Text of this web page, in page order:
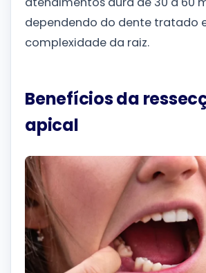
dependendo do dente tratado
complexidade da raiz.
Benefícios da
apical